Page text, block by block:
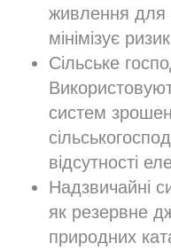
живлення для
мінімізує
Сільське
систем
відсутності
Надзвичайні
як резервне
природних